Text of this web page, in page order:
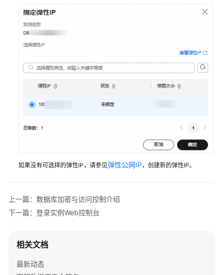
并
授
权
使
DBSS
买
据
服
数
据
全
计
如果没有可选择的弹性IP，请参见弹性公网IP ，创建新的弹性IP。
上一篇：数据库加密与访问控制介绍
下一篇：登录实例Web控制台
相关文档
最新动态